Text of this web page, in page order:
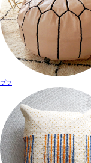
プフ